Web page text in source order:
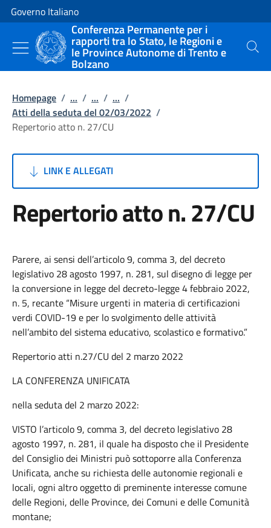
Vai al contenuto
Vai alla navigazione del sito
Governo Italiano
Conferenza Permanente per i
rapporti tra lo Stato, le Regioni e
le Province Autonome di Trento e
Bolzano
Cerca
Homepage / ... / ... / ... /
Atti della seduta del 02/03/2022 /
Repertorio atto n. 27/CU
LINK E ALLEGATI
Repertorio atto n. 27/CU
Parere, ai sensi dell’articolo 9, comma 3, del decreto
legislativo 28 agosto 1997, n. 281, sul disegno di legge per
la conversione in legge del decreto-legge 4 febbraio 2022,
n. 5, recante “Misure urgenti in materia di certificazioni
verdi COVID-19 e per lo svolgimento delle attività
nell’ambito del sistema educativo, scolastico e formativo.”
Repertorio atti n.27/CU del 2 marzo 2022
LA CONFERENZA UNIFICATA
nella seduta del 2 marzo 2022:
VISTO l’articolo 9, comma 3, del decreto legislativo 28
agosto 1997, n. 281, il quale ha disposto che il Presidente
del Consiglio dei Ministri può sottoporre alla Conferenza
Unificata, anche su richiesta delle autonomie regionali e
locali, ogni altro oggetto di preminente interesse comune
delle Regioni, delle Province, dei Comuni e delle Comunità
montane;